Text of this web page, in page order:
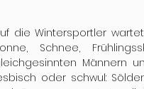
die Wintersportler
Schnee,
Männern
oder schwul: